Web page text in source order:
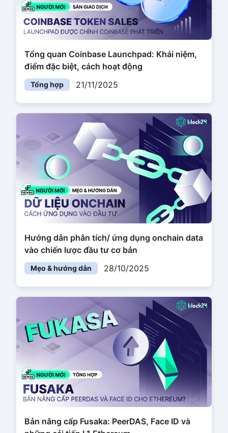
Tổng quan Coinbase Launchpad: Khái niệm,
điểm đặc biệt, cách hoạt động
Tổng hợp 21/11/2025
Hướng dẫn phân tích/ ứng dụng onchain data
vào chiến lược đầu tư cơ bản
Mẹo & hướng dẫn 28/10/2025
Bản nâng cấp Fusaka: PeerDAS, Face ID và